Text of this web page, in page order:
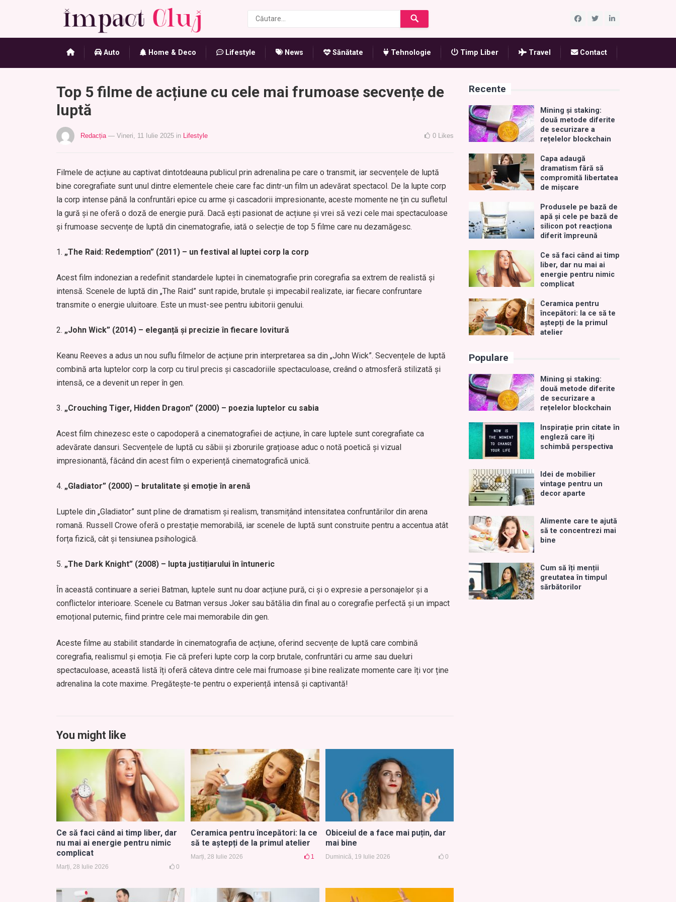
Auto Home & Deco Lifestyle News Sănătate Tehnologie Timp Liber Travel Contact
Top 5 filme de acțiune cu cele mai frumoase secvențe de
luptă
Redacția — Vineri, 11 Iulie 2025 in Lifestyle 0 Likes
Filmele de acțiune au captivat dintotdeauna publicul prin adrenalina pe care o transmit, iar secvențele de luptă
bine coregrafiate sunt unul dintre elementele cheie care fac dintr-un film un adevărat spectacol. De la lupte corp
la corp intense până la confruntări epice cu arme și cascadorii impresionante, aceste momente ne țin cu sufletul
la gură și ne oferă o doză de energie pură. Dacă ești pasionat de acțiune și vrei să vezi cele mai spectaculoase
și frumoase secvențe de luptă din cinematografie, iată o selecție de top 5 filme care nu dezamăgesc.
„The Raid: Redemption” (2011) – un festival al luptei corp la corp
Acest film indonezian a redefinit standardele luptei în cinematografie prin coregrafia sa extrem de realistă și
intensă. Scenele de luptă din „The Raid” sunt rapide, brutale și impecabil realizate, iar fiecare confruntare
transmite o energie uluitoare. Este un must-see pentru iubitorii genului.
„John Wick” (2014) – eleganță și precizie în fiecare lovitură
Keanu Reeves a adus un nou suflu filmelor de acțiune prin interpretarea sa din „John Wick”. Secvențele de luptă
combină arta luptelor corp la corp cu tirul precis și cascadoriile spectaculoase, creând o atmosferă stilizată și
intensă, ce a devenit un reper în gen.
„Crouching Tiger, Hidden Dragon” (2000) – poezia luptelor cu sabia
Acest film chinezesc este o capodoperă a cinematografiei de acțiune, în care luptele sunt coregrafiate ca
adevărate dansuri. Secvențele de luptă cu săbii și zborurile grațioase aduc o notă poetică și vizual
impresionantă, făcând din acest film o experiență cinematografică unică.
„Gladiator” (2000) – brutalitate și emoție în arenă
Luptele din „Gladiator” sunt pline de dramatism și realism, transmițând intensitatea confruntărilor din arena
romană. Russell Crowe oferă o prestație memorabilă, iar scenele de luptă sunt construite pentru a accentua atât
forța fizică, cât și tensiunea psihologică.
„The Dark Knight” (2008) – lupta justițiarului în întuneric
În această continuare a seriei Batman, luptele sunt nu doar acțiune pură, ci și o expresie a personajelor și a
conflictelor interioare. Scenele cu Batman versus Joker sau bătălia din final au o coregrafie perfectă și un impact
emoțional puternic, fiind printre cele mai memorabile din gen.
Aceste filme au stabilit standarde în cinematografia de acțiune, oferind secvențe de luptă care combină
coregrafia, realismul și emoția. Fie că preferi lupte corp la corp brutale, confruntări cu arme sau dueluri
spectaculoase, această listă îți oferă câteva dintre cele mai frumoase și bine realizate momente care îți vor ține
adrenalina la cote maxime. Pregătește-te pentru o experiență intensă și captivantă!
You might like
Ce să faci când ai timp liber, dar
nu mai ai energie pentru nimic
complicat
Marți, 28 Iulie 2026 0
Ceramica pentru începători: la ce
să te aștepți de la primul atelier
Marți, 28 Iulie 2026 1
Obiceiul de a face mai puțin, dar
mai bine
Duminică, 19 Iulie 2026 0
Recente
Mining și staking:
două metode diferite
de securizare a
rețelelor blockchain
Capa adaugă
dramatism fără să
compromită libertatea
de mișcare
Produsele pe bază de
apă și cele pe bază de
silicon pot reacționa
diferit împreună
Ce să faci când ai timp
liber, dar nu mai ai
energie pentru nimic
complicat
Ceramica pentru
începători: la ce să te
aștepți de la primul
atelier
Populare
Mining și staking:
două metode diferite
de securizare a
rețelelor blockchain
Inspirație prin citate în
engleză care îți
schimbă perspectiva
Idei de mobilier
vintage pentru un
decor aparte
Alimente care te ajută
să te concentrezi mai
bine
Cum să îți menții
greutatea în timpul
sărbătorilor